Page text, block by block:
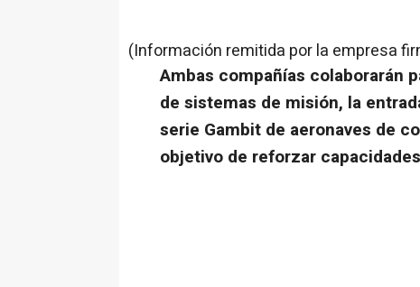
(Información remitida por la empresa
Ambas compañías colaborarán
de sistemas de misión, la
serie Gambit de aeronaves de
objetivo de reforzar